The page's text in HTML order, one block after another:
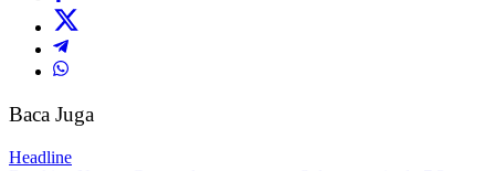
Baca Juga
Headline